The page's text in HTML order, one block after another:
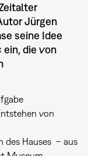
Jürgen
seine Idee
ein, die von
von
des Hauses – aus